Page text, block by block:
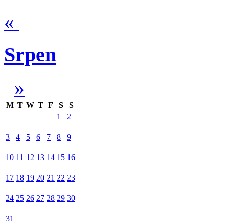
«
Srpen
»
M T W T F S
S
1
2
3 4 5 6 7 8 9
10 11 12 13 14 15 16
17 18 19 20 21 22 23
24 25 26 27 28 29 30
31